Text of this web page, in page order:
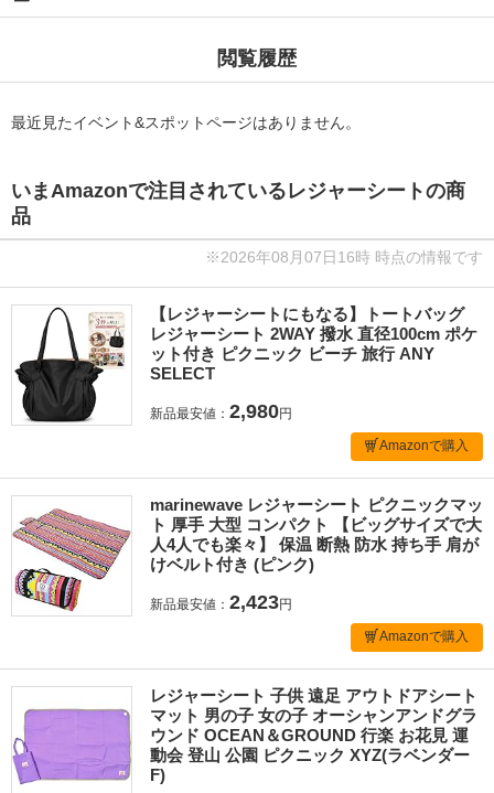
閲覧履歴
最近見たイベント&スポットページはありません。
いまAmazonで注目されているレジャーシートの商
品
※2026年08月07日16時 時点の情報です
【レジャーシートにもなる】トートバッグ
レジャーシート 2WAY 撥水 直径100cm ポケ
ット付き ピクニック ビーチ 旅行 ANY
SELECT
新品最安値： 2,980円
Amazonで購入
marinewave レジャーシート ピクニックマッ
ト 厚手 大型 コンパクト 【ビッグサイズで大
人4人でも楽々】 保温 断熱 防水 持ち手 肩が
けベルト付き (ピンク)
新品最安値： 2,423円
Amazonで購入
レジャーシート 子供 遠足 アウトドアシート
マット 男の子 女の子 オーシャンアンドグラ
ウンド OCEAN＆GROUND 行楽 お花見 運
動会 登山 公園 ピクニック XYZ(ラベンダー
F)